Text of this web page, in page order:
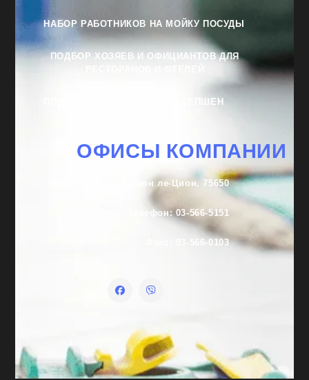
НАБОР РАБОТНИКОВ НА МОЙКУ ПОСУДЫ
ПОДБОР ХОЗЯЕВ И ОФИЦИАНТОВ ДЛЯ
ПОДБОР ПЕРСОНАЛА НА РЕСЕПШЕН
ОФИСЫ КОМПАНИИ
Лишанский 27, Ришон ле-Цион, 75650
Телефон: 03-566-5151
Факс: 03-566-0103